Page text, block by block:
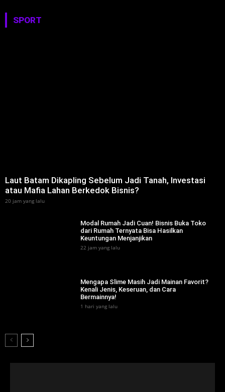
SPORT
‎Laut Batam Dikapling Sebelum Jadi Tanah, Investasi
atau Mafia Lahan Berkedok Bisnis?
20 jam yang lalu
Modal Rumah Jadi Cuan! Bisnis Buka Toko
dari Rumah Ternyata Bisa Hasilkan
Keuntungan Menjanjikan
22 jam yang lalu
Mengapa Slime Masih Jadi Mainan Favorit?
Kenali Jenis, Keseruan, dan Cara
Bermainnya!
1 hari yang lalu